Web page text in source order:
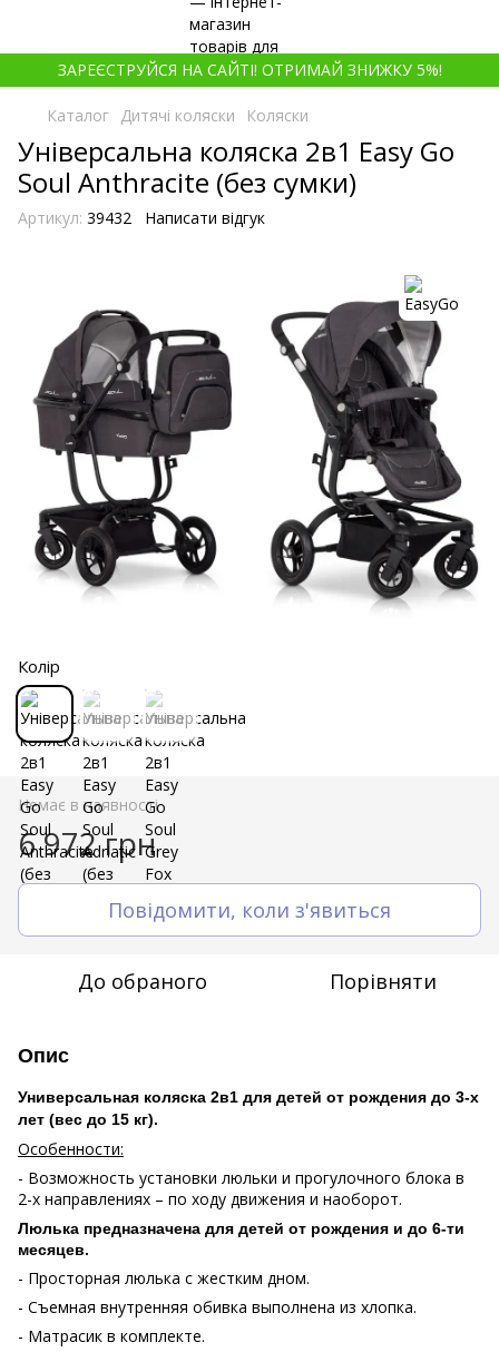
ЗАРЕЄСТРУЙСЯ НА САЙТІ! ОТРИМАЙ ЗНИЖКУ 5%!
Каталог Дитячі коляски Коляски
Універсальна коляска 2в1 Easy Go
Soul Аnthracite (без сумки)
Артикул: 39432 Написати відгук
Колір
Немає в наявності
6 972 грн
Повідомити, коли з'явиться
До обраного Порівняти
Опис
Универсальная коляска 2в1 для детей от рождения до 3-х
лет (вес до 15 кг).
Особенности:
- Возможность установки люльки и прогулочного блока в
2-х направлениях – по ходу движения и наоборот.
Люлька предназначена для детей от рождения и до 6-ти
месяцев.
- Просторная люлька с жестким дном.
- Съемная внутренняя обивка выполнена из хлопка.
- Матрасик в комплекте.